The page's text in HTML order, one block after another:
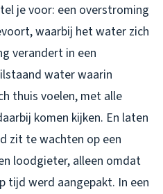
je voor: een overstroming
waarbij het water zich
verandert in een
water waarin
thuis voelen, met alle
komen kijken. En laten
zit te wachten op een
loodgieter, alleen omdat
tijd werd aangepakt. In een